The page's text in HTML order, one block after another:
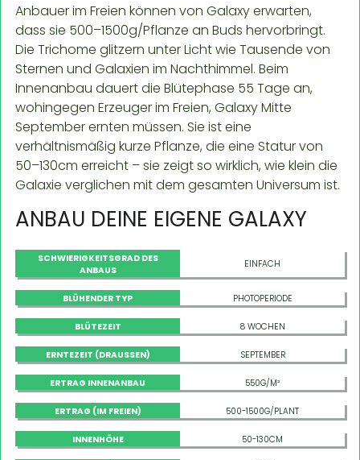
Anbauer im Freien können von Galaxy erwarten,
dass sie 500–1500g/Pflanze an Buds hervorbringt.
Die Trichome glitzern unter Licht wie Tausende von
Sternen und Galaxien im Nachthimmel. Beim
Innenanbau dauert die Blütephase 55 Tage an,
wohingegen Erzeuger im Freien, Galaxy Mitte
September ernten müssen. Sie ist eine
verhältnismäßig kurze Pflanze, die eine Statur von
50–130cm erreicht – sie zeigt so wirklich, wie klein die
Galaxie verglichen mit dem gesamten Universum ist.
ANBAU DEINE EIGENE GALAXY
SCHWIERIGKEITSGRAD DES
ANBAUS
EINFACH
BLÜHENDER TYP PHOTOPERIODE
BLÜTEZEIT 8 WOCHEN
ERNTEZEIT (DRAUSSEN) SEPTEMBER
ERTRAG INNENANBAU 550G/M²
ERTRAG (IM FREIEN) 500-1500G/PLANT
INNENHÖHE 50-130CM